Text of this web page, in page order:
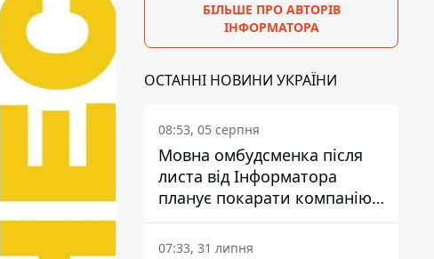
БІЛЬШЕ ПРО АВТОРІВ
ІНФОРМАТОРА
ОСТАННІ НОВИНИ УКРАЇНИ
08:53, 05 серпня
Мовна омбудсменка після
листа від Інформатора
планує покарати компанію-
підрядника ПриватБанку
07:33, 31 липня